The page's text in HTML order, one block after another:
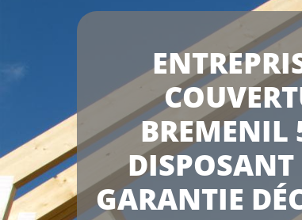
BREMENIL
GARANTIE